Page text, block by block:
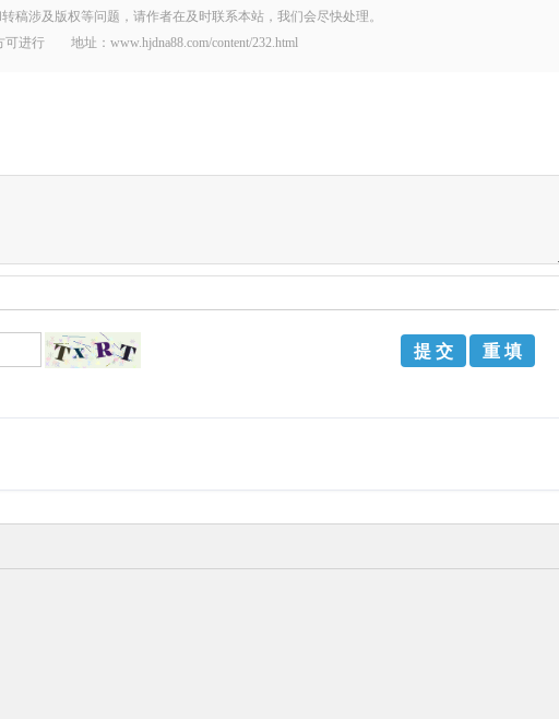
稿涉及版权等问题，请作者在及时联系本站，我们会尽快处理。
进行 地址：www.hjdna88.com/content/232.html